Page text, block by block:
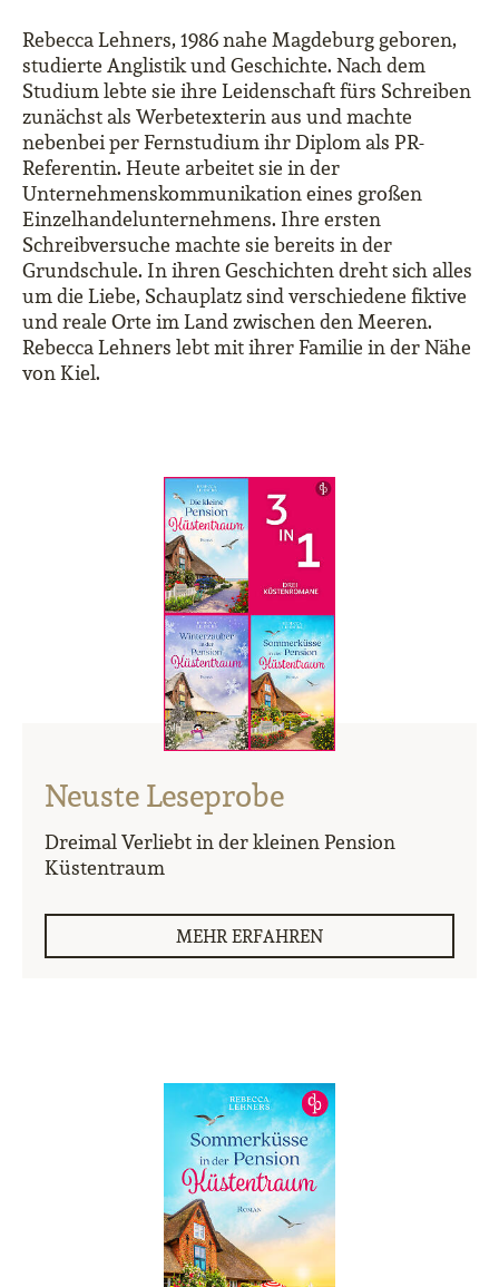
Rebecca Lehners, 1986 nahe Magdeburg geboren,
studierte Anglistik und Geschichte. Nach dem
Studium lebte sie ihre Leidenschaft fürs Schreiben
zunächst als Werbetexterin aus und machte
nebenbei per Fernstudium ihr Diplom als PR-
Referentin. Heute arbeitet sie in der
Unternehmenskommunikation eines großen
Einzelhandelunternehmens. Ihre ersten
Schreibversuche machte sie bereits in der
Grundschule. In ihren Geschichten dreht sich alles
um die Liebe, Schauplatz sind verschiedene fiktive
und reale Orte im Land zwischen den Meeren.
Rebecca Lehners lebt mit ihrer Familie in der Nähe
von Kiel.
Neuste Leseprobe
Dreimal Verliebt in der kleinen Pension
Küstentraum
MEHR ERFAHREN